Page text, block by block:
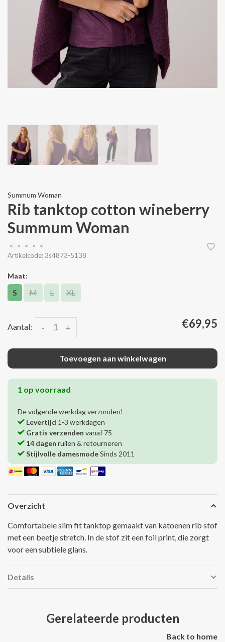
Summum Woman
Rib tanktop cotton wineberry
Summum Woman
• • • •
•
Artikelcode: 3s4873-5138
Maat:
S M L XL
Aantal: +
- €69,95
Toevoegen aan winkelwagen
1 op voorraad
De volgende werkdag verzonden!
Levertijd 1-3 werkdagen
Gratis verzenden vanaf 75
14 dagen ruilen & retourneren
Stijlvolle damesmodeSinds 2011
Overzicht
Comfortabele slim fit tanktop gemaakt van katoenen rib stof
met een beetje stretch. In de stof zit een foil print, die zorgt
voor een subtiele glans.
Details
Gerelateerde producten
Back to home